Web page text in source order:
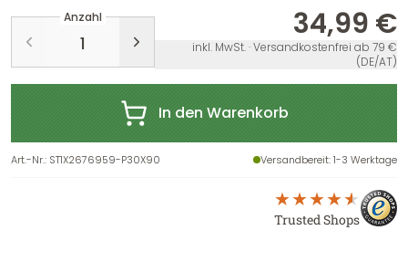
Anzahl 34,99 €
inkl. MwSt. · Versandkostenfrei ab 79 €
(DE/AT)
In den Warenkorb
Art.-Nr.: ST1X2676959-P30X90 Versandbereit: 1-3 Werktage
Trusted Shops